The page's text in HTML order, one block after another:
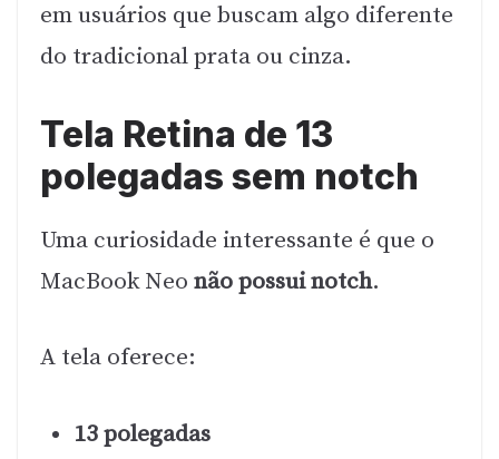
em usuários que buscam algo diferente
do tradicional prata ou cinza.
Tela Retina de 13
polegadas sem notch
Uma curiosidade interessante é que o
MacBook Neo não possui notch.
A tela oferece:
13 polegadas